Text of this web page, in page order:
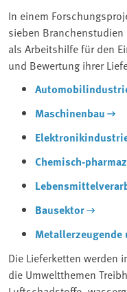
In einem
sieben
als Arbeitshilfe für den
und Bewertung ihrer
Maschinenbau
Chemisch-
Bausektor
Die Lieferketten werden
die Umweltthemen